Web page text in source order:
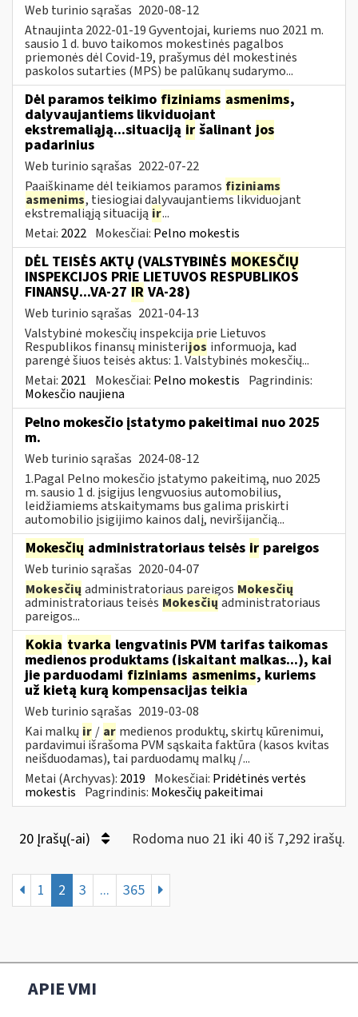
Web turinio sąrašas 2020-08-12
Atnaujinta 2022-01-19 Gyventojai, kuriems nuo 2021 m.
sausio 1 d. buvo taikomos mokestinės pagalbos
priemonės dėl Covid-19, prašymus dėl mokestinės
paskolos sutarties (MPS) be palūkanų sudarymo...
Dėl paramos teikimo fiziniams asmenims,
dalyvaujantiems likviduojant
ekstremaliąją...situaciją ir šalinant jos
padarinius
Web turinio sąrašas 2022-07-22
Paaiškiname dėl teikiamos paramos fiziniams
asmenims, tiesiogiai dalyvaujantiems likviduojant
ekstremaliąją situaciją ir...
Metai: 2022 Mokesčiai: Pelno mokestis
DĖL TEISĖS AKTŲ (VALSTYBINĖS MOKESČIŲ
INSPEKCIJOS PRIE LIETUVOS RESPUBLIKOS
FINANSŲ...VA-27 IR VA-28)
Web turinio sąrašas 2021-04-13
Valstybinė mokesčių inspekcija prie Lietuvos
Respublikos finansų ministerijos informuoja, kad
parengė šiuos teisės aktus: 1. Valstybinės mokesčių...
Metai: 2021 Mokesčiai: Pelno mokestis Pagrindinis:
Mokesčio naujiena
Pelno mokesčio įstatymo pakeitimai nuo 2025
m.
Web turinio sąrašas 2024-08-12
1.Pagal Pelno mokesčio įstatymo pakeitimą, nuo 2025
m. sausio 1 d. įsigijus lengvuosius automobilius,
leidžiamiems atskaitymams bus galima priskirti
automobilio įsigijimo kainos dalį, neviršijančią...
Mokesčių administratoriaus teisės ir pareigos
Web turinio sąrašas 2020-04-07
Mokesčių administratoriaus pareigos Mokesčių
administratoriaus teisės Mokesčių administratoriaus
pareigos...
Kokia tvarka lengvatinis PVM tarifas taikomas
medienos produktams (įskaitant malkas...), kai
jie parduodami fiziniams asmenims, kuriems
už kietą kurą kompensacijas teikia
Web turinio sąrašas 2019-03-08
Kai malkų ir / ar medienos produktų, skirtų kūrenimui,
pardavimui išrašoma PVM sąskaita faktūra (kasos kvitas
neišduodamas), tai parduodamų malkų /...
Metai (Archyvas): 2019 Mokesčiai: Pridėtinės vertės
mokestis Pagrindinis: Mokesčių pakeitimai
20 Įrašų(-ai) Rodoma nuo 21 iki 40 iš 7,292 irašų.
1 2 3 ... 365
APIE VMI